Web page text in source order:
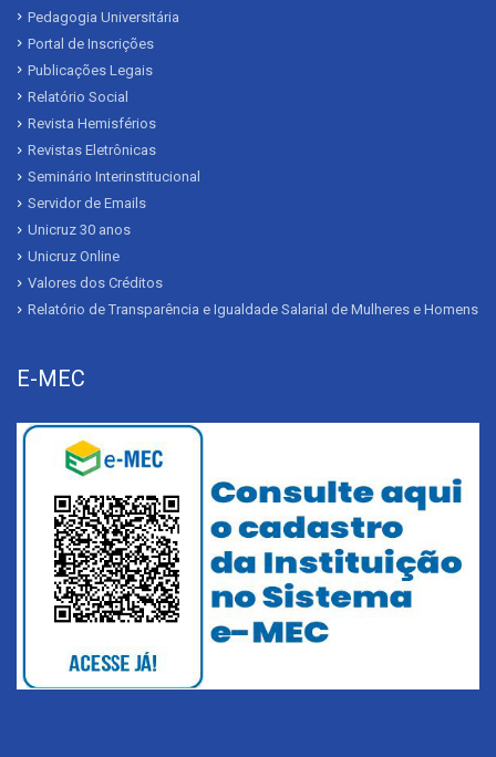
Pedagogia Universitária
Portal de Inscrições
Publicações Legais
Relatório Social
Revista Hemisférios
Revistas Eletrônicas
Seminário Interinstitucional
Servidor de Emails
Unicruz 30 anos
Unicruz Online
Valores dos Créditos
Relatório de Transparência e Igualdade Salarial de Mulheres e Homens
E-MEC